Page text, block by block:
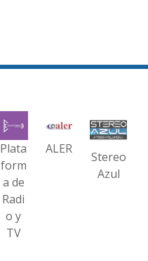
Plata
form
a de
Radi
o y
TV
ALER
Stereo
Azul